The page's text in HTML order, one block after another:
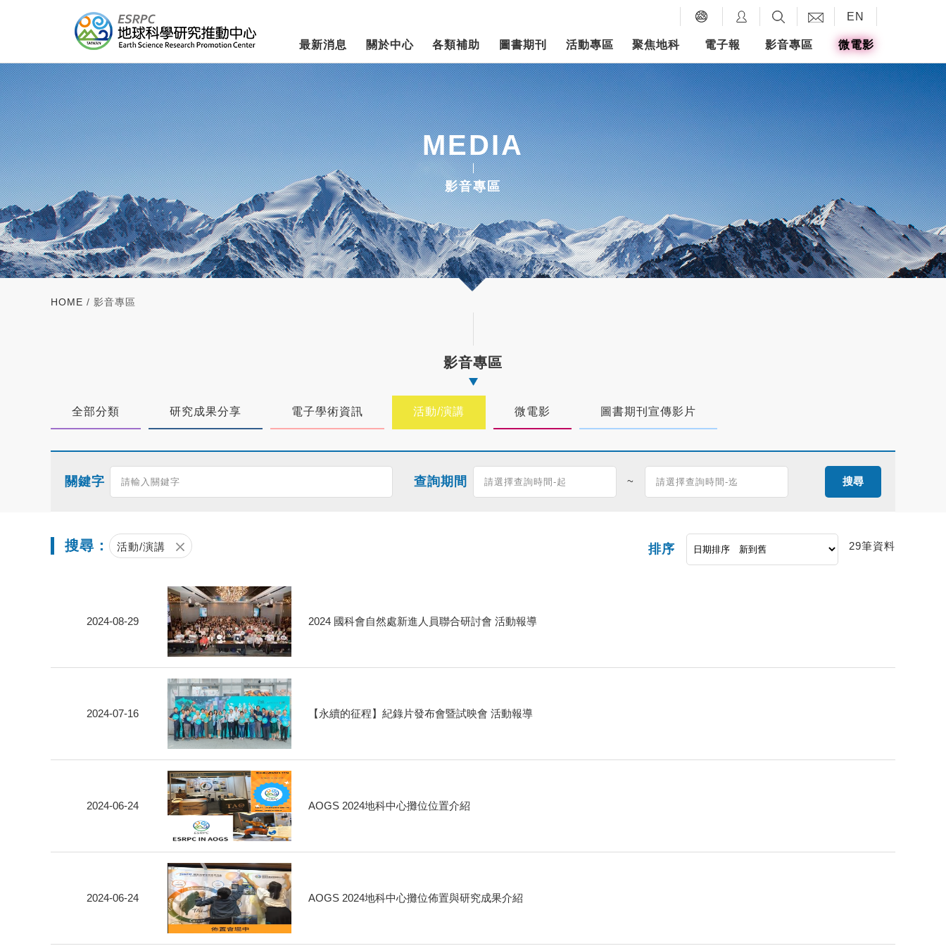
EN
最新消息 關於中心 各類補助 圖書期刊 活動專區 聚焦地科 電子報 影音專區 微電影
MEDIA
影音專區
HOME / 影音專區
影音專區
全部分類 研究成果分享 電子學術資訊 活動/演講 微電影 圖書期刊宣傳影片
關鍵字 查詢期間 搜尋
~
29筆資料
排序
搜尋： 活動/演講
2024-08-29 2024 國科會自然處新進人員聯合研討會 活動報導
2024-07-16 【永續的征程】紀錄片發布會暨試映會 活動報導
2024-06-24 AOGS 2024地科中心攤位位置介紹
2024-06-24 AOGS 2024地科中心攤位佈置與研究成果介紹